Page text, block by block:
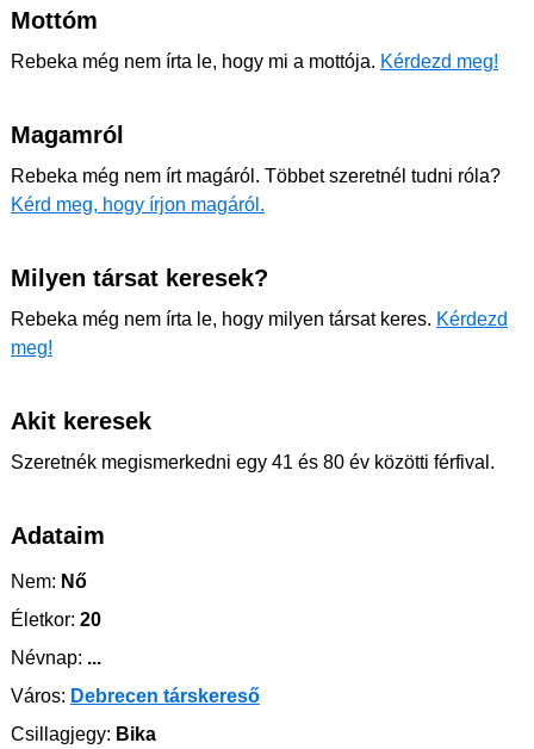
Mottóm
Rebeka még nem írta le, hogy mi a mottója. Kérdezd meg!
Magamról
Rebeka még nem írt magáról. Többet szeretnél tudni róla?
Kérd meg, hogy írjon magáról.
Milyen társat keresek?
Rebeka még nem írta le, hogy milyen társat keres. Kérdezd
meg!
Akit keresek
Szeretnék megismerkedni egy 41 és 80 év közötti férfival.
Adataim
Nem: Nő
Életkor: 20
Névnap: ...
Város: Debrecen társkereső
Csillagjegy: Bika